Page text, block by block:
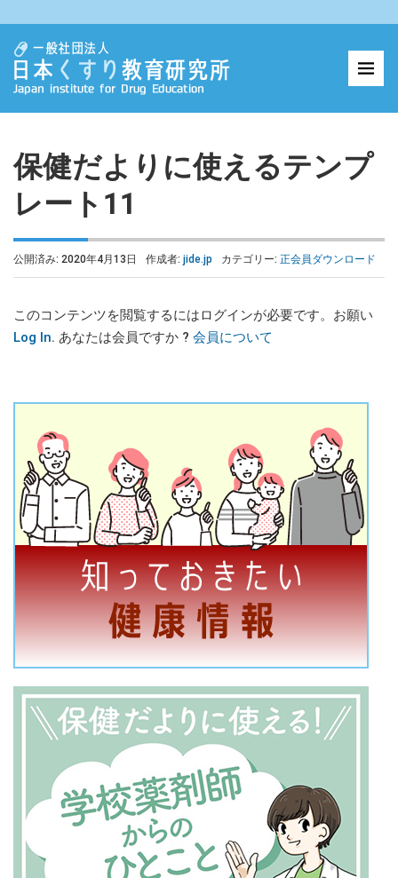
保健だよりに使えるテンプ
レート11
公開済み: 2020年4月13日 作成者: jide.jp カテゴリー: 正会員ダウンロード
このコンテンツを閲覧するにはログインが必要です。お願い
Log In. あなたは会員ですか ? 会員について